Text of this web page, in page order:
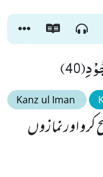
Kanz ul Iman
اور نمازوں